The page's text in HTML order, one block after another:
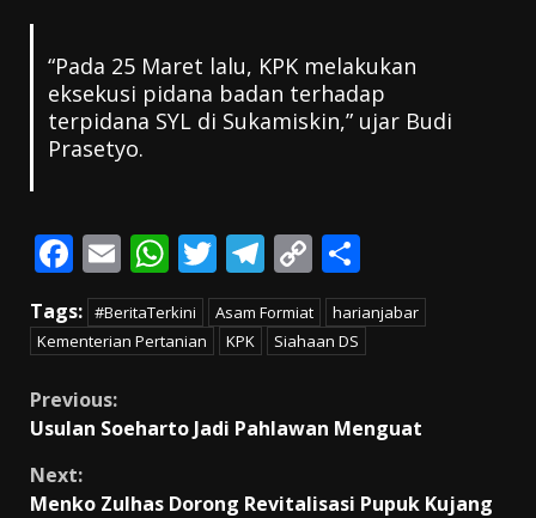
“Pada 25 Maret lalu, KPK melakukan
eksekusi pidana badan terhadap
terpidana SYL di Sukamiskin,” ujar Budi
Prasetyo.
F
ac
e
b
o
o
k
E
m
ai
l
W
h
at
s
p
T
w
itt
er
T
el
e
gr
m
C
o
p
y
n
h
ar
e
Tags: #BeritaTerkini Asam Formiat
harianjabar
Kementerian Pertanian
KPK Siahaan DS
Continue
Previous:
Usulan Soeharto Jadi Pahlawan Menguat
Next:
Menko Zulhas Dorong Revitalisasi Pupuk Kujang